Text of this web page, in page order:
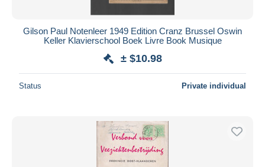
Gilson Paul Notenleer 1949 Edition Cranz Brussel Oswin
Keller Klavierschool Boek Livre Book Musique
± $10.98
Status Private individual